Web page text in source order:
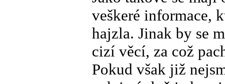
veškeré informace,
hajzla. Jinak by se
cizí věcí, za což
Pokud však již